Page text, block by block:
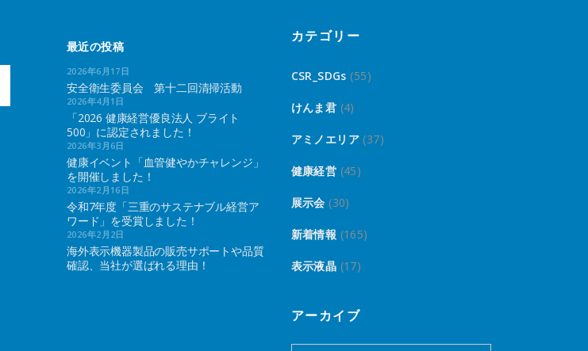
最近の投稿
2026年6月17日
安全衛生委員会 第十二回清掃活動
2026年4月1日
「2026 健康経営優良法人 ブライト
500」に認定されました！
2026年3月6日
健康イベント「血管健やかチャレンジ」
を開催しました！
2026年2月16日
令和7年度「三重のサステナブル経営ア
ワード」を受賞しました！
2026年2月2日
海外表示機器製品の販売サポートや品質
確認、当社が選ばれる理由！
カテゴリー
CSR_SDGs (55)
けんま君 (4)
アミノエリア (37)
健康経営 (45)
展示会 (30)
新着情報 (165)
表示液晶 (17)
アーカイブ